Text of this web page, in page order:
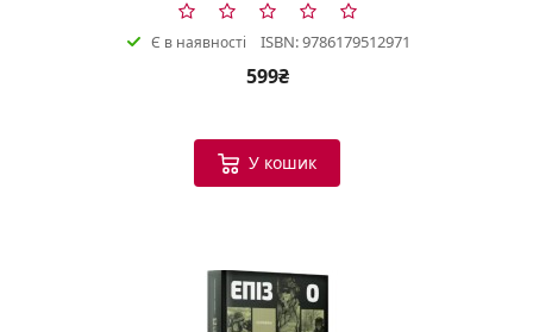
Є в наявності ISBN: 9786179512971
599₴
У кошик